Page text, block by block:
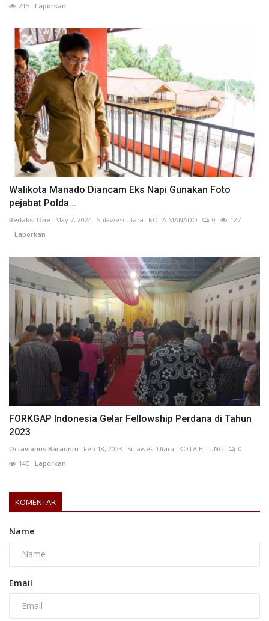
215 Laporkan
Walikota Manado Diancam Eks Napi Gunakan Foto
pejabat Polda...
Redaksi One May 7, 2024 Sulawesi Utara KOTA MANADO 0
127
Laporkan
FORKGAP Indonesia Gelar Fellowship Perdana di Tahun
2023
Octavianus Barauntu Feb 18, 2023 Sulawesi Utara KOTA BITUNG
0
145 Laporkan
KOMENTAR
Name
Email